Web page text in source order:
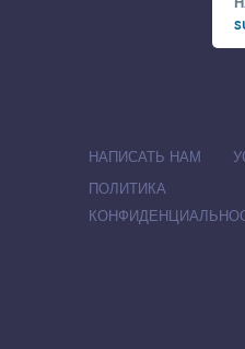
НАПИСАТЬ НАМ
ПОЛИТИКА